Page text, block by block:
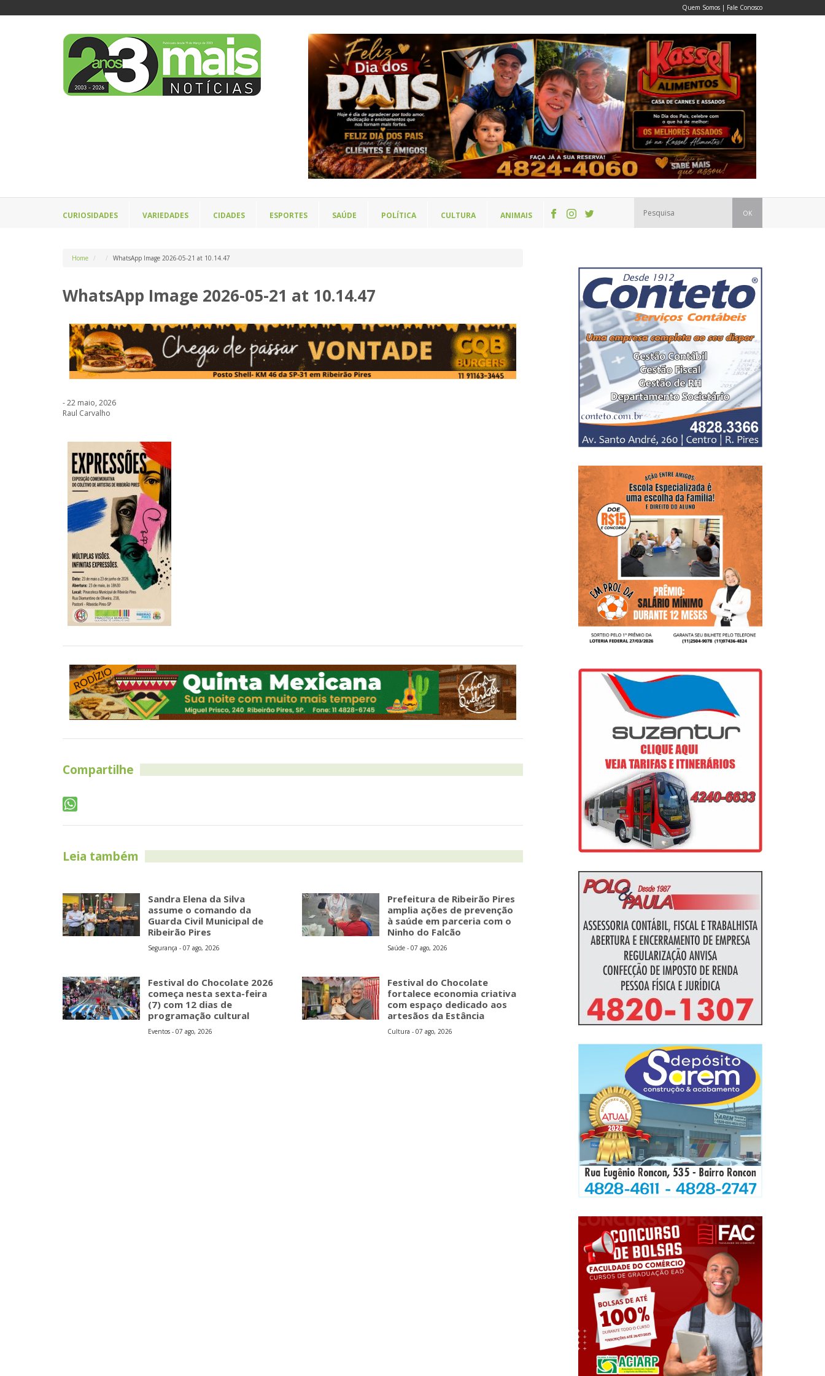
Quem Somos | Fale Conosco
CURIOSIDADES VARIEDADES CIDADES ESPORTES SAÚDE POLÍTICA CULTURA ANIMAIS OK
Home WhatsApp Image 2026-05-21 at 10.14.47
WhatsApp Image 2026-05-21 at 10.14.47
- 22 maio, 2026
Raul Carvalho
Compartilhe
Leia também
Sandra Elena da Silva
assume o comando da
Guarda Civil Municipal de
Ribeirão Pires
Segurança - 07 ago, 2026
Prefeitura de Ribeirão Pires
amplia ações de prevenção
à saúde em parceria com o
Ninho do Falcão
Saúde - 07 ago, 2026
Festival do Chocolate 2026
começa nesta sexta-feira
(7) com 12 dias de
programação cultural
Eventos - 07 ago, 2026
Festival do Chocolate
fortalece economia criativa
com espaço dedicado aos
artesãos da Estância
Cultura - 07 ago, 2026